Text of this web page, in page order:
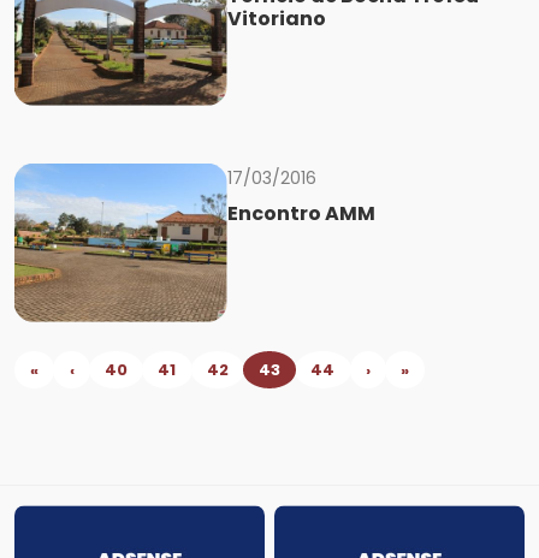
Vitoriano
17/03/2016
Encontro AMM
« ‹ 40 41 42 43 44 › »